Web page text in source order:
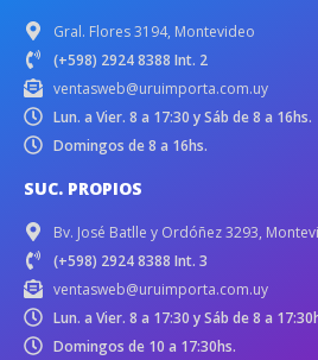
Gral. Flores 3194, Montevideo
(+598) 2924 8388 Int. 2
ventasweb@uruimporta.com.uy
Lun. a Vier. 8 a 17:30 y Sáb de 8 a 16hs.
Domingos de 8 a 16hs.
SUC. PROPIOS
Bv. José Batlle y Ordóñez 3293,
(+598) 2924 8388 Int. 3
ventasweb@uruimporta.com.uy
Lun. a Vier. 8 a 17:30 y Sáb de 8 a
Domingos de 10 a 17:30hs.